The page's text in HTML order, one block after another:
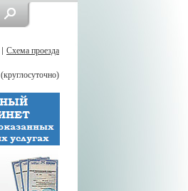
Схема проезда
(круглосуточно)